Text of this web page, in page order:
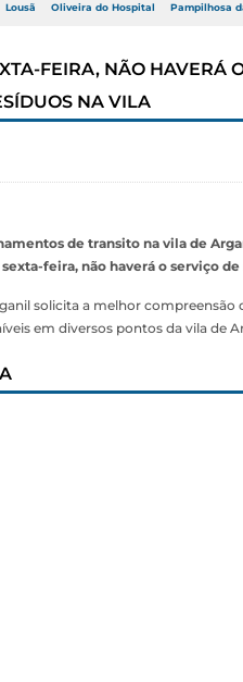
Lousã Oliveira do Hospital Pampilhosa
FEIRA, NÃO HAVERÁ
NA VILA
de transito na vila de
sexta-feira, não haverá o serviço
solicita a melhor compreensão
em diversos pontos da vila de